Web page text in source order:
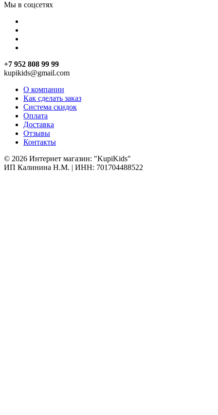
Мы в соцсетях
+7 952 808 99 99
kupikids@gmail.com
О компании
Как сделать заказ
Система скидок
Оплата
Доставка
Отзывы
Контакты
© 2026 Интернет магазин: "KupiKids"
ИП Калинина Н.М. | ИНН: 701704488522